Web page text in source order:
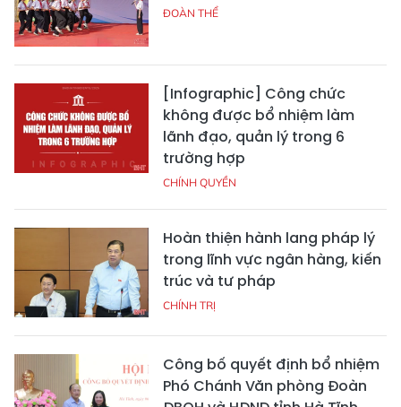
ĐOÀN THỂ
[Infographic] Công chức
không được bổ nhiệm làm
lãnh đạo, quản lý trong 6
trường hợp
CHÍNH QUYỀN
Hoàn thiện hành lang pháp lý
trong lĩnh vực ngân hàng, kiến
trúc và tư pháp
CHÍNH TRỊ
Công bố quyết định bổ nhiệm
Phó Chánh Văn phòng Đoàn